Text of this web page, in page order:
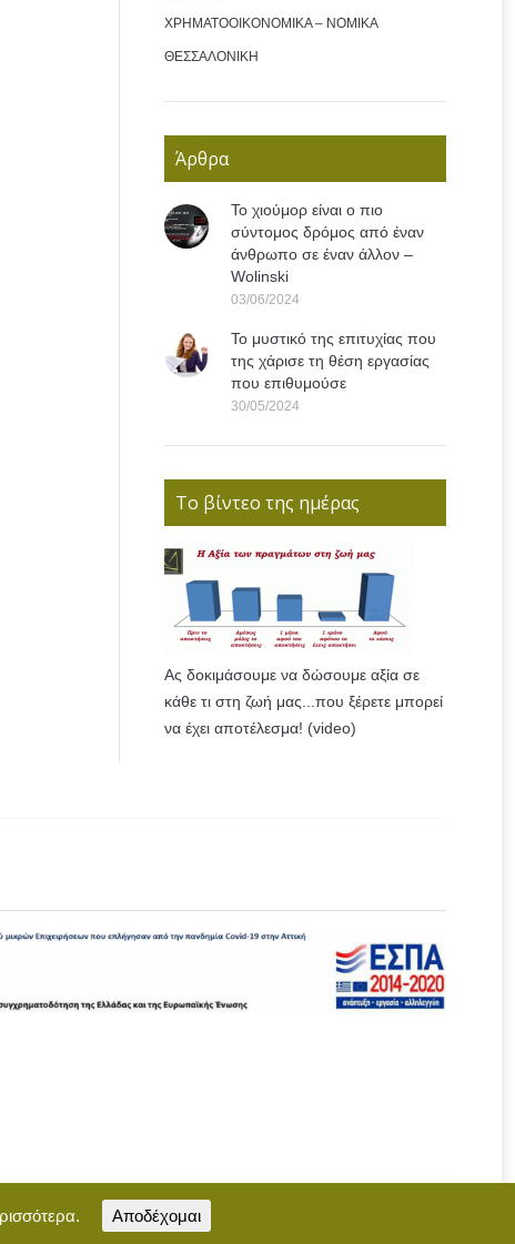
ΧΡΗΜΑΤΟΟΙΚΟΝΟΜΙΚΑ – ΝΟΜΙΚΑ
ΘΕΣΣΑΛΟΝΙΚΗ
Άρθρα
Το χιούμορ είναι ο πιο
σύντομος δρόμος από έναν
άνθρωπο σε έναν άλλον –
Wolinski
03/06/2024
Το μυστικό της επιτυχίας που
της χάρισε τη θέση εργασίας
που επιθυμούσε
30/05/2024
Το βίντεο της ημέρας
Ας δοκιμάσουμε να δώσουμε αξία σε
κάθε τι στη ζωή μας...που ξέρετε μπορεί
να έχει αποτέλεσμα! (video)
Αποδέχομαι